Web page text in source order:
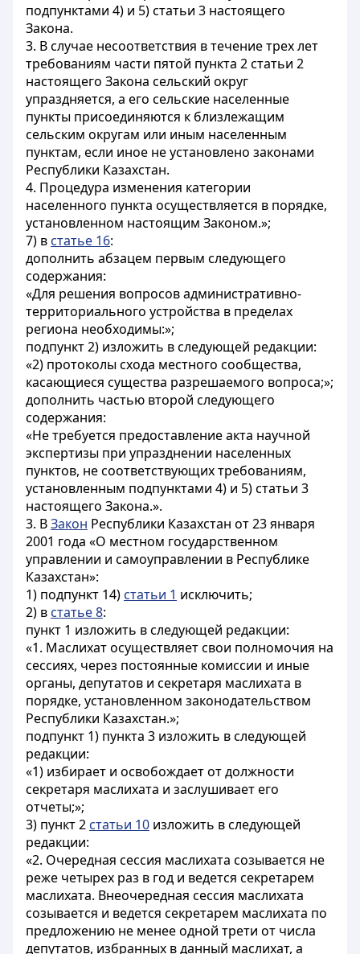
подпунктами 4) и 5) статьи 3 настоящего
Закона.
3. В случае несоответствия в течение трех лет
требованиям части пятой пункта 2 статьи 2
настоящего Закона сельский округ
упраздняется, а его сельские населенные
пункты присоединяются к близлежащим
сельским округам или иным населенным
пунктам, если иное не установлено законами
Республики Казахстан.
4. Процедура изменения категории
населенного пункта осуществляется в порядке,
установленном настоящим Законом.»;
7) в статье 16:
дополнить абзацем первым следующего
содержания:
«Для решения вопросов административно-
территориального устройства в пределах
региона необходимы:»;
подпункт 2) изложить в следующей редакции:
«2) протоколы схода местного сообщества,
касающиеся существа разрешаемого вопроса;»;
дополнить частью второй следующего
содержания:
«Не требуется предоставление акта научной
экспертизы при упразднении населенных
пунктов, не соответствующих требованиям,
установленным подпунктами 4) и 5) статьи 3
настоящего Закона.».
3. ВЗакон Республики Казахстан от 23 января
2001 года «О местном государственном
управлении и самоуправлении в Республике
Казахстан»:
1) подпункт 14) статьи 1 исключить;
2) в статье 8:
пункт 1 изложить в следующей редакции:
«1. Маслихат осуществляет свои полномочия на
сессиях, через постоянные комиссии и иные
органы, депутатов и секретаря маслихата в
порядке, установленном законодательством
Республики Казахстан.»;
подпункт 1) пункта 3 изложить в следующей
редакции:
«1) избирает и освобождает от должности
секретаря маслихата и заслушивает его
отчеты;»;
3) пункт 2 статьи 10 изложить в следующей
редакции:
«2. Очередная сессия маслихата созывается не
реже четырех раз в год и ведется секретарем
маслихата. Внеочередная сессия маслихата
созывается и ведется секретарем маслихата по
предложению не менее одной трети от числа
депутатов, избранных в данный маслихат, а